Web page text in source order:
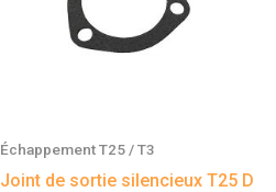
Échappement T25 / T3
Joint de sortie silencieux T25 D